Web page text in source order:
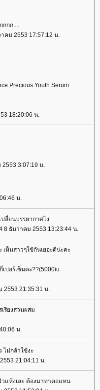
กก....
ม 2553 17:57:12 น.
Precious Youth Serum
18:20:06 น.
3:07:19 น.
น.
ลี่ยนบรรยากาศไง
8 ธันวาคม 2553 13:23:44 น.
เห็นสาวๆใข้กันเยอะดีน่ะคะ
ปอร์เซ็นคะ??(5000iu
2553 21:35:31 น.
รียงส่วนผสม
น.
ไม่กล้าใช้งะ
21:04:11 น.
แห้งเลย ต้องมาทาคอแทน